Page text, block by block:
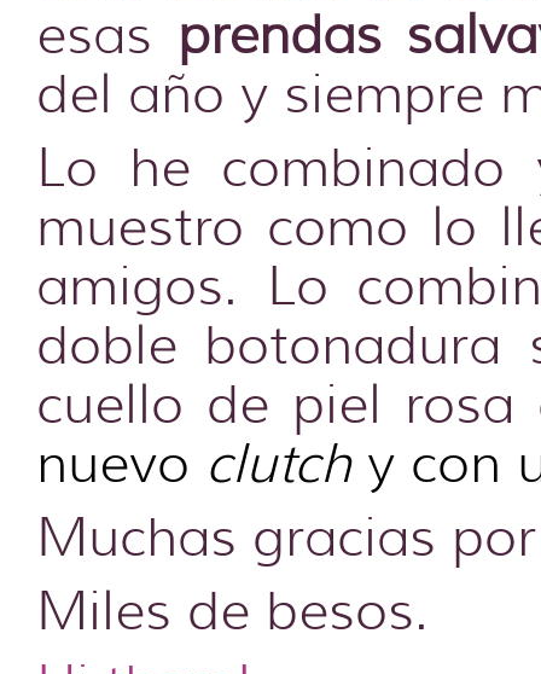
esas prendas
del año y siempre
Lo he
muestro como lo
amigos. Lo
doble botonadura
cuello de piel
nuevo clutchy con
Muchas gracias
Miles de besos.